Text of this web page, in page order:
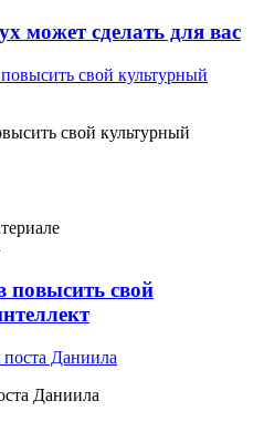
может сделать для вас
свой культурный
повысить свой
Даниила